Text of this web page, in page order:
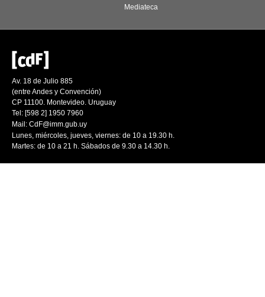
Mediateca
Av. 18 de Julio 885
(entre Andes y Convención)
CP 11100. Montevideo. Uruguay
Tel: [598 2] 1950 7960
Mail: CdF@imm.gub.uy
Lunes, miércoles, jueves, viernes: de 10 a 19.30 h.
Martes: de 10 a 21 h. Sábados de 9.30 a 14.30 h.